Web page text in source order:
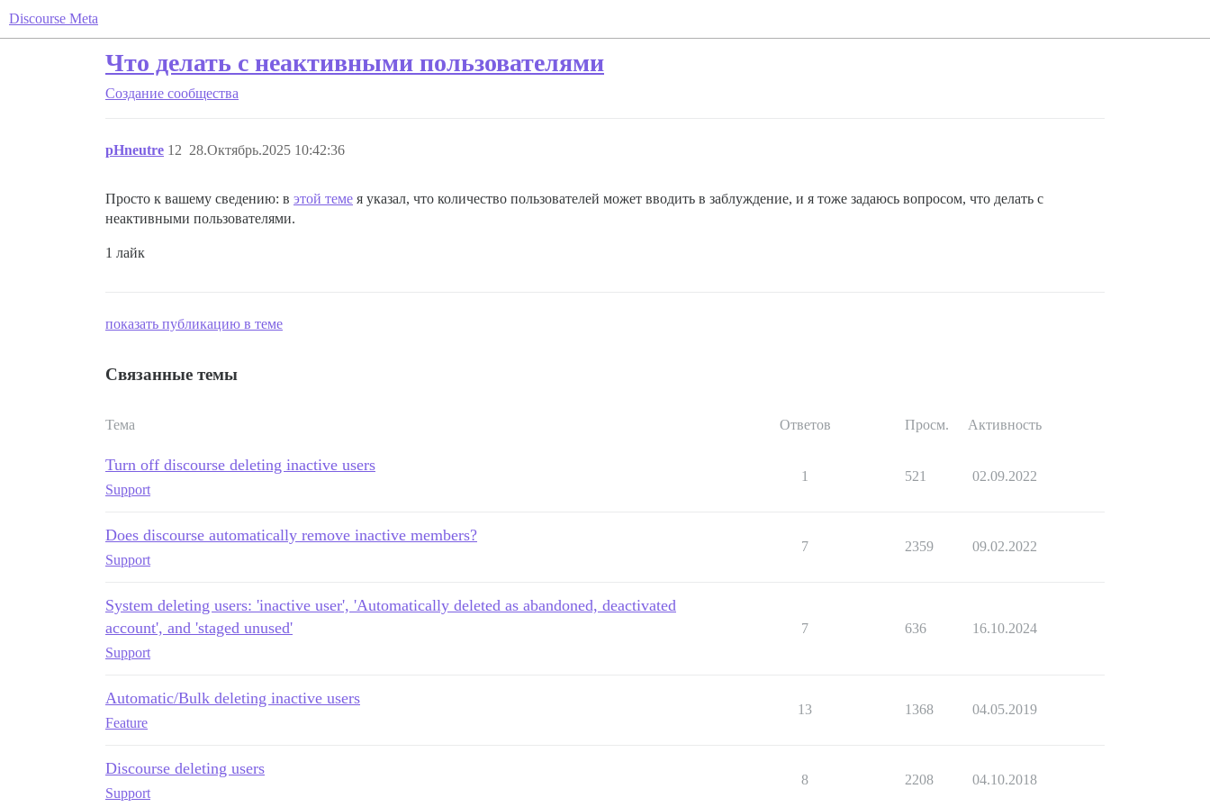
Discourse Meta
Что делать с неактивными пользователями
Создание сообщества
pHneutre 28.Октябрь.2025 10:42:36
12
Просто к вашему сведению: в этой теме я указал, что количество пользователей может вводить в заблуждение, и я тоже задаюсь вопросом, что делать с
неактивными пользователями.
1 лайк
показать публикацию в теме
Связанные темы
Тема Ответов Просм. Активность
Turn off discourse deleting inactive users
Support
1 521 02.09.2022
Does discourse automatically remove inactive members?
Support
7 2359 09.02.2022
System deleting users: 'inactive user', 'Automatically deleted as abandoned, deactivated
account', and 'staged unused'
Support
7 636 16.10.2024
Automatic/Bulk deleting inactive users
Feature
13 1368 04.05.2019
Discourse deleting users
Support
8 2208 04.10.2018